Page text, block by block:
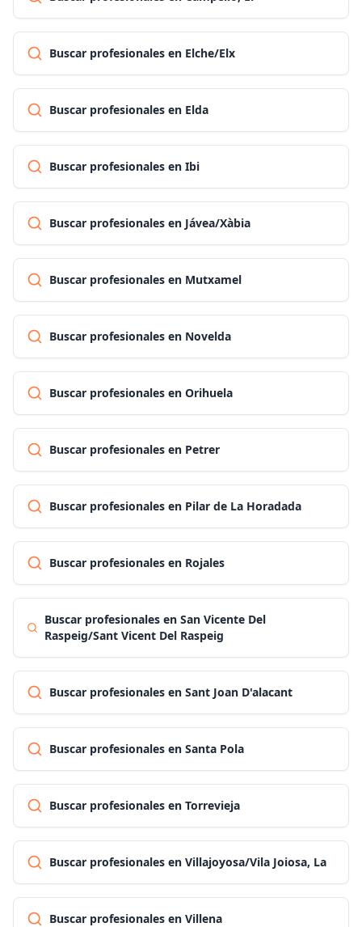
Buscar profesionales en Elche/Elx
Buscar profesionales en Elda
Buscar profesionales en Ibi
Buscar profesionales en Jávea/Xàbia
Buscar profesionales en Mutxamel
Buscar profesionales en Novelda
Buscar profesionales en Orihuela
Buscar profesionales en Petrer
Buscar profesionales en Pilar de La Horadada
Buscar profesionales en Rojales
Buscar profesionales en San Vicente Del
Raspeig/Sant Vicent Del Raspeig
Buscar profesionales en Sant Joan D'alacant
Buscar profesionales en Santa Pola
Buscar profesionales en Torrevieja
Buscar profesionales en Villajoyosa/Vila Joiosa, La
Buscar profesionales en Villena